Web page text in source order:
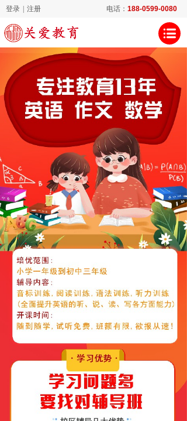
电话： 188-0599-0080
登录 注册